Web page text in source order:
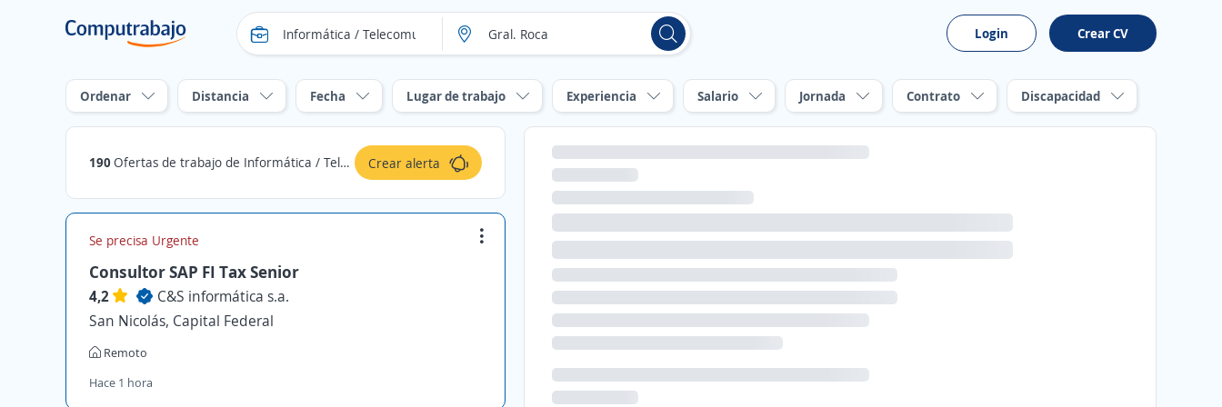
Login Crear CV
Ordenar Distancia Fecha Lugar de trabajo Experiencia Salario Jornada Contrato Discapacidad
190 Ofertas de trabajo de Informática / Telecomunicaciones en Gral. Roca, Río Negro Crear alerta
Se precisa Urgente
Consultor SAP FI Tax Senior
4,2
C&S informática s.a.
San Nicolás, Capital Federal
Remoto
Hace 1 hora